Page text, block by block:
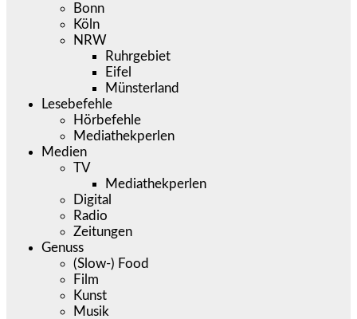
Bonn
Köln
NRW
Ruhrgebiet
Eifel
Münsterland
Lesebefehle
Hörbefehle
Mediathekperlen
Medien
TV
Mediathekperlen
Digital
Radio
Zeitungen
Genuss
(Slow-) Food
Film
Kunst
Musik